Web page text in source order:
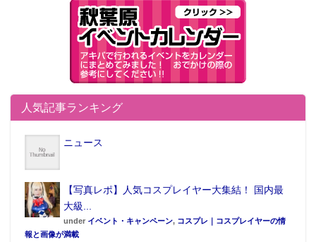
人気記事ランキング
ニュース
【写真レポ】人気コスプレイヤー大集結！ 国内最
大級...
under イベント・キャンペーン, コスプレ｜コスプレイヤーの情
報と画像が満載